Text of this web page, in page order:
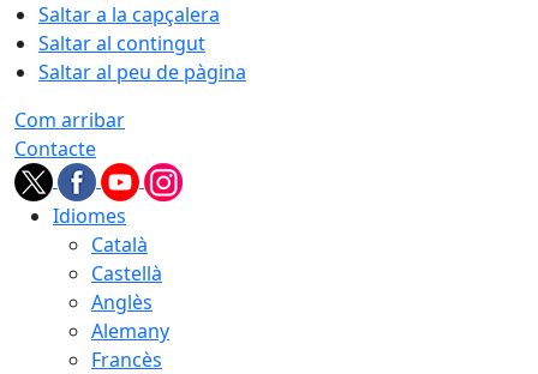
Saltar a la capçalera
Saltar al contingut
Saltar al peu de pàgina
Com arribar
Contacte
Idiomes
Català
Castellà
Anglès
Alemany
Francès